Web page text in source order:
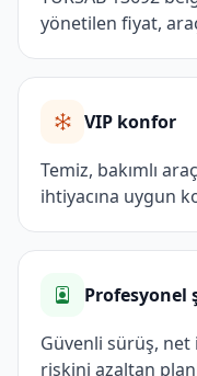
yönetilen fiyat,
VIP konfor
Temiz, bakımlı
ihtiyacına uygun
Profesyonel
Güvenli sürüş,
riskini azaltan